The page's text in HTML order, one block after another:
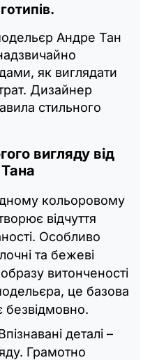
Андре Тан
як виглядати
Дизайнер
стильного
вигляду від
кольоровому
відчуття
Особливо
та бежеві
витонченості
це базова
безвідмовно.
деталі –
Грамотно